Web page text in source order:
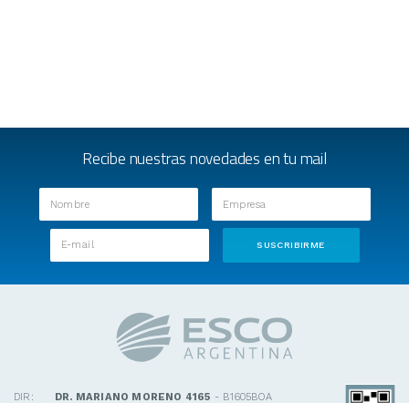
Recibe nuestras novedades en tu mail
DIR: DR. MARIANO MORENO 4165 - B1605BOA